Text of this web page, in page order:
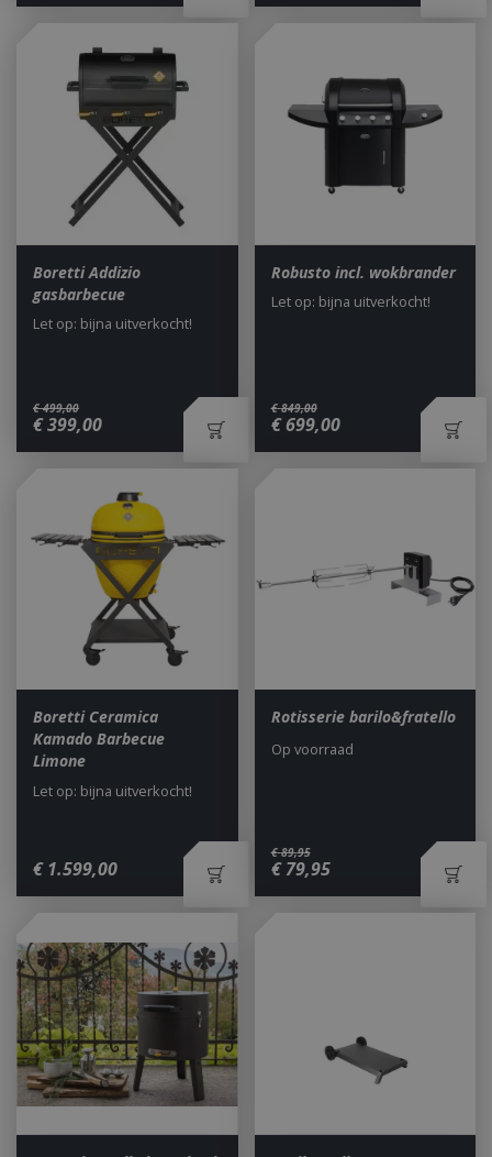
Boretti Addizio
gasbarbecue
€ 499,00
€399,00
Let op: bijna uitverkocht!
Robusto incl. wokbrander
€ 849,00
€ 699,00
Let op: bijna uitverkocht!
Boretti Ceramica
Kamado Barbecue
Limone
€ 1.599,00
Let op: bijna uitverkocht!
Rotisserie barilo&fratello
€ 89,95
€ 79,95
Op voorraad